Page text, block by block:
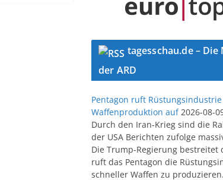
tagesschau.de –
der ARD
Pentagon ruft
Waffenproduktion auf 2026-08-
Durch den Iran-Krieg sind die
der USA Berichten zufolge
Die Trump-Regierung bestreitet
ruft das Pentagon die
schneller Waffen zu produzieren.